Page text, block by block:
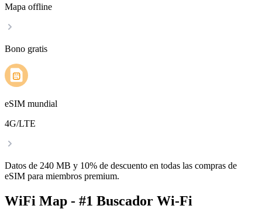
Mapa offline
Bono gratis
eSIM mundial
4G/LTE
Datos de 240 MB y 10% de descuento en todas las compras de
eSIM para miembros premium.
WiFi Map - #1 Buscador Wi-Fi